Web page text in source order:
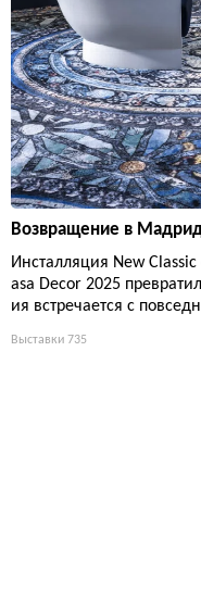
Возвращение в
Инсталляция New
asa Decor 2025
ия встречается с
Выставки 735